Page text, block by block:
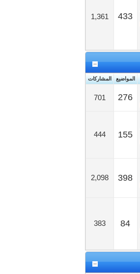
433
1,361
المواضيع المشاركات
276
701
155
444
398
2,098
84
383